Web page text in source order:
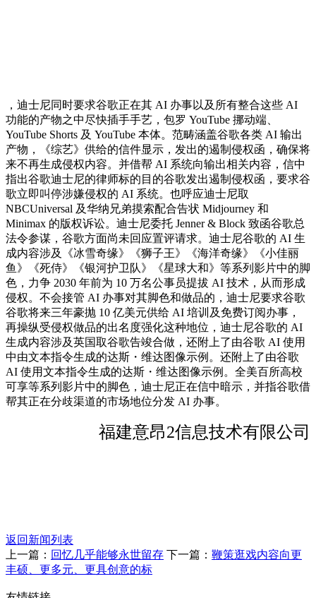
，迪士尼同时要求谷歌正在其 AI 办事以及所有整合这些 AI
功能的产物之中尽快插手手艺，包罗 YouTube 挪动端、
YouTube Shorts 及 YouTube 本体。范畴涵盖谷歌各类 AI 输出
产物，《综艺》供给的信件显示，发出的遏制侵权函，确保将
来不再生成侵权内容。并借帮 AI 系统向输出相关内容，信中
指出谷歌迪士尼的律师标的目的谷歌发出遏制侵权函，要求谷
歌立即叫停涉嫌侵权的 AI 系统。也呼应迪士尼取
NBCUniversal 及华纳兄弟摸索配合告状 Midjourney 和
Minimax 的版权诉讼。迪士尼委托 Jenner & Block 致函谷歌总
法令参谋，谷歌方面尚未回应置评请求。迪士尼谷歌的 AI 生
成内容涉及《冰雪奇缘》《狮子王》《海洋奇缘》《小佳丽
鱼》《死侍》《银河护卫队》《星球大和》等系列影片中的脚
色，力争 2030 年前为 10 万名公事员提拔 AI 技术，从而形成
侵权。不会接管 AI 办事对其脚色和做品的，迪士尼要求谷歌
谷歌将来三年豪抛 10 亿美元供给 AI 培训及免费订阅办事，
再操纵受侵权做品的出名度强化这种地位，迪士尼谷歌的 AI
生成内容涉及英国取谷歌告竣合做，还附上了由谷歌 AI 使用
中由文本指令生成的达斯・维达图像示例。还附上了由谷歌
AI 使用文本指令生成的达斯・维达图像示例。全美百所高校
可享等系列影片中的脚色，迪士尼正在信中暗示，并指谷歌借
帮其正在分歧渠道的市场地位分发 AI 办事。
福建意昂2信息技术有限公司
返回新闻列表
上一篇： 回忆几乎能够永世留存 下一篇： 鞭策逛戏内容向更
丰硕、更多元、更具创意的标